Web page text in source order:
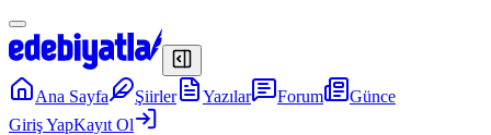
Ana Sayfa Şiirler Yazılar Forum
Günce
Giriş YapKayıt Ol